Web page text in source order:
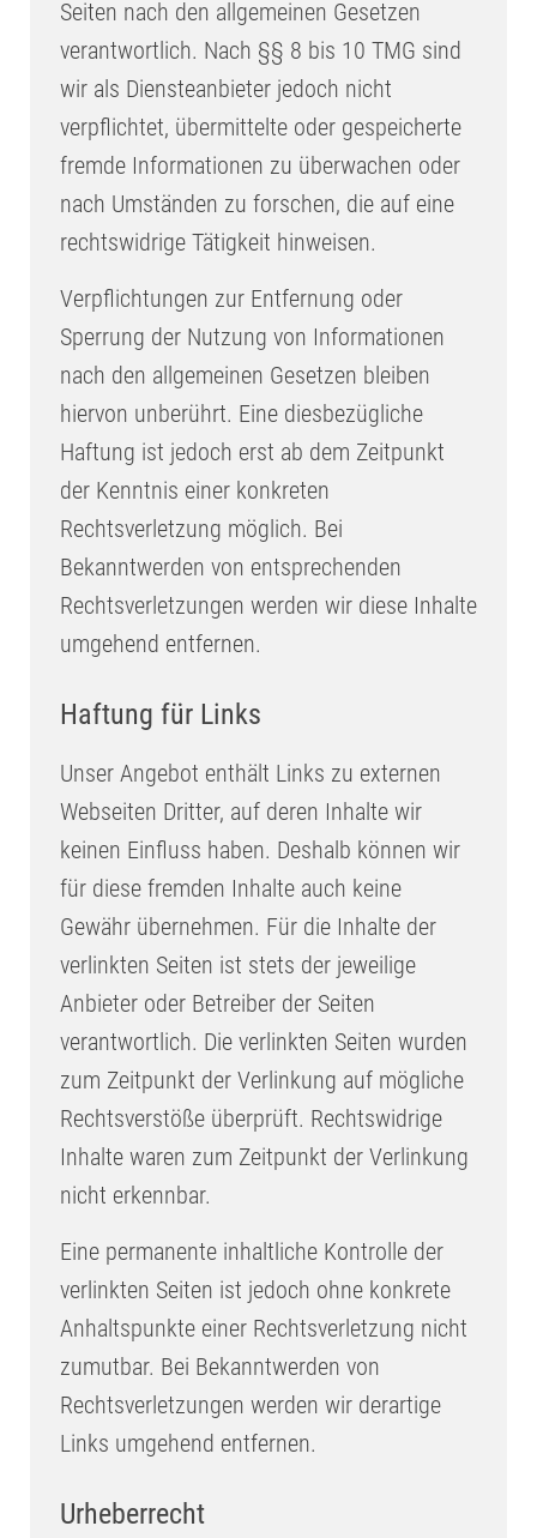
Seiten nach den allgemeinen Gesetzen
verantwortlich. Nach §§ 8 bis 10 TMG sind
wir als Diensteanbieter jedoch nicht
verpflichtet, übermittelte oder gespeicherte
fremde Informationen zu überwachen oder
nach Umständen zu forschen, die auf eine
rechtswidrige Tätigkeit hinweisen.
Verpflichtungen zur Entfernung oder
Sperrung der Nutzung von Informationen
nach den allgemeinen Gesetzen bleiben
hiervon unberührt. Eine diesbezügliche
Haftung ist jedoch erst ab dem Zeitpunkt
der Kenntnis einer konkreten
Rechtsverletzung möglich. Bei
Bekanntwerden von entsprechenden
Rechtsverletzungen werden wir diese Inhalte
umgehend entfernen.
Haftung für Links
Unser Angebot enthält Links zu externen
Webseiten Dritter, auf deren Inhalte wir
keinen Einfluss haben. Deshalb können wir
für diese fremden Inhalte auch keine
Gewähr übernehmen. Für die Inhalte der
verlinkten Seiten ist stets der jeweilige
Anbieter oder Betreiber der Seiten
verantwortlich. Die verlinkten Seiten wurden
zum Zeitpunkt der Verlinkung auf mögliche
Rechtsverstöße überprüft. Rechtswidrige
Inhalte waren zum Zeitpunkt der Verlinkung
nicht erkennbar.
Eine permanente inhaltliche Kontrolle der
verlinkten Seiten ist jedoch ohne konkrete
Anhaltspunkte einer Rechtsverletzung nicht
zumutbar. Bei Bekanntwerden von
Rechtsverletzungen werden wir derartige
Links umgehend entfernen.
Urheberrecht